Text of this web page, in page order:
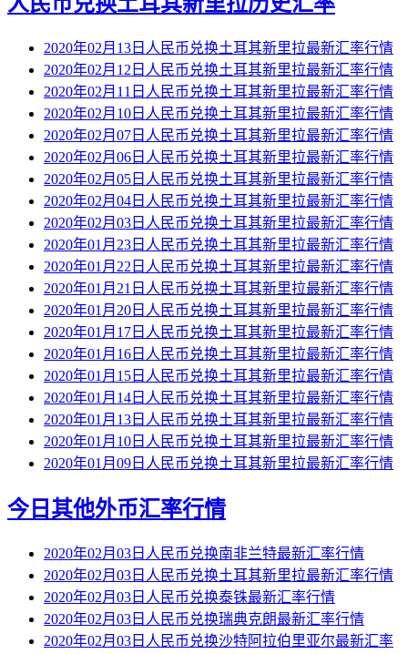
2020年02月13日人民币兑换土耳其新里拉最新汇率行情
2020年02月12日人民币兑换土耳其新里拉最新汇率行情
2020年02月11日人民币兑换土耳其新里拉最新汇率行情
2020年02月10日人民币兑换土耳其新里拉最新汇率行情
2020年02月07日人民币兑换土耳其新里拉最新汇率行情
2020年02月06日人民币兑换土耳其新里拉最新汇率行情
2020年02月05日人民币兑换土耳其新里拉最新汇率行情
2020年02月04日人民币兑换土耳其新里拉最新汇率行情
2020年02月03日人民币兑换土耳其新里拉最新汇率行情
2020年01月23日人民币兑换土耳其新里拉最新汇率行情
2020年01月22日人民币兑换土耳其新里拉最新汇率行情
2020年01月21日人民币兑换土耳其新里拉最新汇率行情
2020年01月20日人民币兑换土耳其新里拉最新汇率行情
2020年01月17日人民币兑换土耳其新里拉最新汇率行情
2020年01月16日人民币兑换土耳其新里拉最新汇率行情
2020年01月15日人民币兑换土耳其新里拉最新汇率行情
2020年01月14日人民币兑换土耳其新里拉最新汇率行情
2020年01月13日人民币兑换土耳其新里拉最新汇率行情
2020年01月10日人民币兑换土耳其新里拉最新汇率行情
2020年01月09日人民币兑换土耳其新里拉最新汇率行情
今日其他外币汇率行情
2020年02月03日人民币兑换南非兰特最新汇率行情
2020年02月03日人民币兑换土耳其新里拉最新汇率行情
2020年02月03日人民币兑换泰铢最新汇率行情
2020年02月03日人民币兑换瑞典克朗最新汇率行情
2020年02月03日人民币兑换沙特阿拉伯里亚尔最新汇率